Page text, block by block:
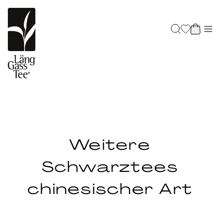
Weitere
Schwarztees
chinesischer Art